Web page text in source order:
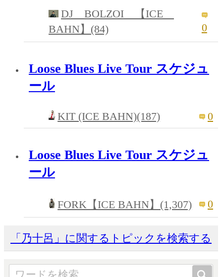
DJ BOLZOI 【ICE
BAHN】(84)
0
Loose Blues Live Tour スケジュ
ール
KIT (ICE BAHN)(187) 0
Loose Blues Live Tour スケジュ
ール
FORK【ICE BAHN】(1,307) 0
「乃十呂」に関するトピックを検索する